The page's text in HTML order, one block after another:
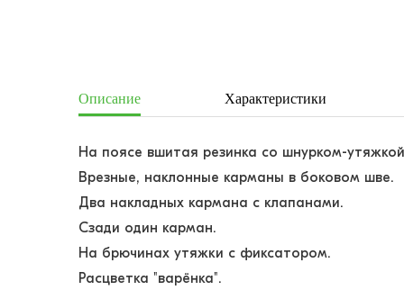
Описание Характеристики
На поясе вшитая резинка со шнурком-
Врезные, наклонные карманы в боковом шве.
Два накладных кармана с клапанами.
Сзади один карман.
На брючинах утяжки с фиксатором.
Расцветка "варёнка".